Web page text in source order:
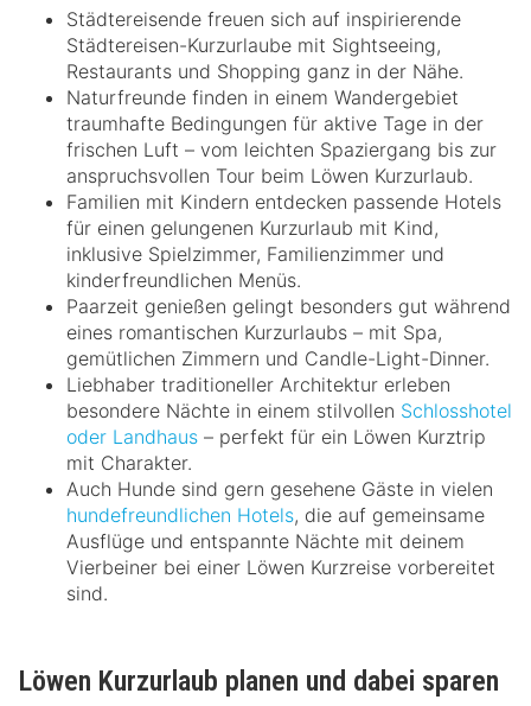
Städtereisende freuen sich auf inspirierende
Städtereisen-Kurzurlaube mit Sightseeing,
Restaurants und Shopping ganz in der Nähe.
Naturfreunde finden in einem Wandergebiet
traumhafte Bedingungen für aktive Tage in der
frischen Luft – vom leichten Spaziergang bis zur
anspruchsvollen Tour beim Löwen Kurzurlaub.
Familien mit Kindern entdecken passende Hotels
für einen gelungenen Kurzurlaub mit Kind,
inklusive Spielzimmer, Familienzimmer und
kinderfreundlichen Menüs.
Paarzeit genießen gelingt besonders gut während
eines romantischen Kurzurlaubs – mit Spa,
gemütlichen Zimmern und Candle-Light-Dinner.
Liebhaber traditioneller Architektur erleben
besondere Nächte in einem stilvollen Schlosshotel
oder Landhaus – perfekt für ein Löwen Kurztrip
mit Charakter.
Auch Hunde sind gern gesehene Gäste in vielen
hundefreundlichen Hotels, die auf gemeinsame
Ausflüge und entspannte Nächte mit deinem
Vierbeiner bei einer Löwen Kurzreise vorbereitet
sind.
Löwen Kurzurlaub planen und dabei sparen